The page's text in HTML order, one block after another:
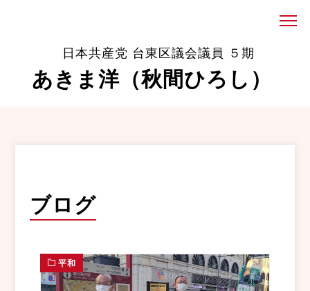
日本共産党 台東区議会議員 ５期
あきま洋（秋間ひろし）
ブログ
平和